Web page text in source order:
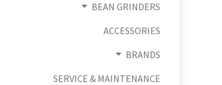
BEAN GRINDERS
ACCESSORIES
BRANDS
SERVICE & MAINTENANCE